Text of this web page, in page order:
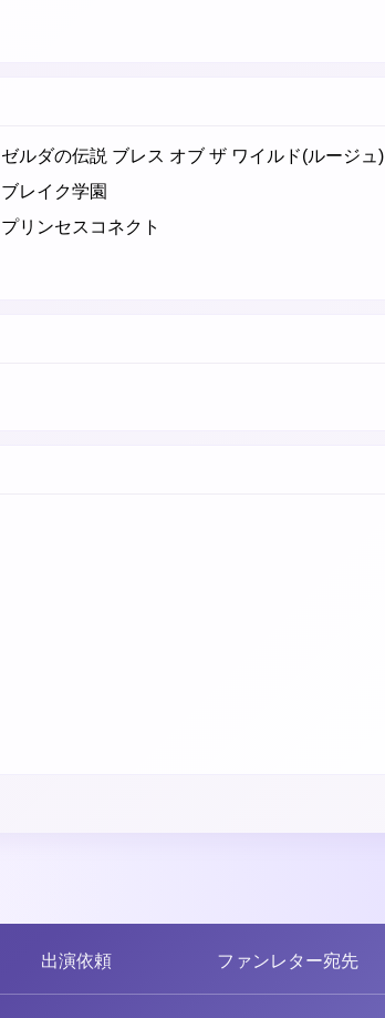
ゼルダの伝説 ブレス オブ ザ ワイルド(ルージュ)
ブレイク学園
プリンセスコネクト
出演依頼 ファンレター宛先